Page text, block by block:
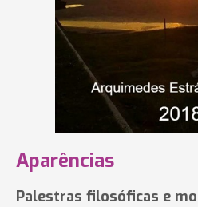
Aparências
Palestras filosóficas e